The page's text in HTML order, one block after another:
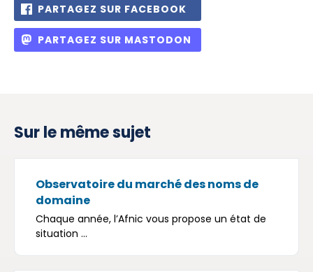
PARTAGEZ SUR FACEBOOK
PARTAGEZ SUR MASTODON
Sur le même sujet
Observatoire du marché des noms de
domaine
Chaque année, l’Afnic vous propose un état de
situation ...